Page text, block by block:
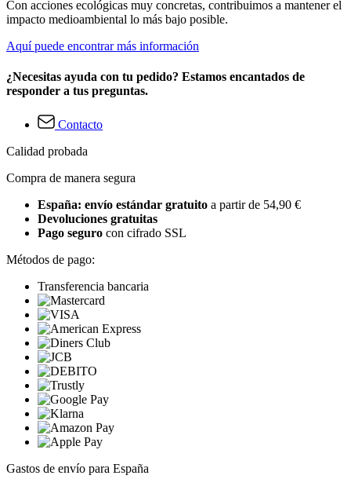
Con acciones ecológicas muy concretas, contribuimos a mantener el
impacto medioambiental lo más bajo posible.
Aquí puede encontrar más información
¿Necesitas ayuda con tu pedido? Estamos encantados de
responder a tus preguntas.
Contacto
Calidad probada
Compra de manera segura
España: envío estándar gratuito a partir de 54,90 €
Devoluciones gratuitas
Pago seguro con cifrado SSL
Métodos de pago:
Transferencia bancaria
Gastos de envío para España